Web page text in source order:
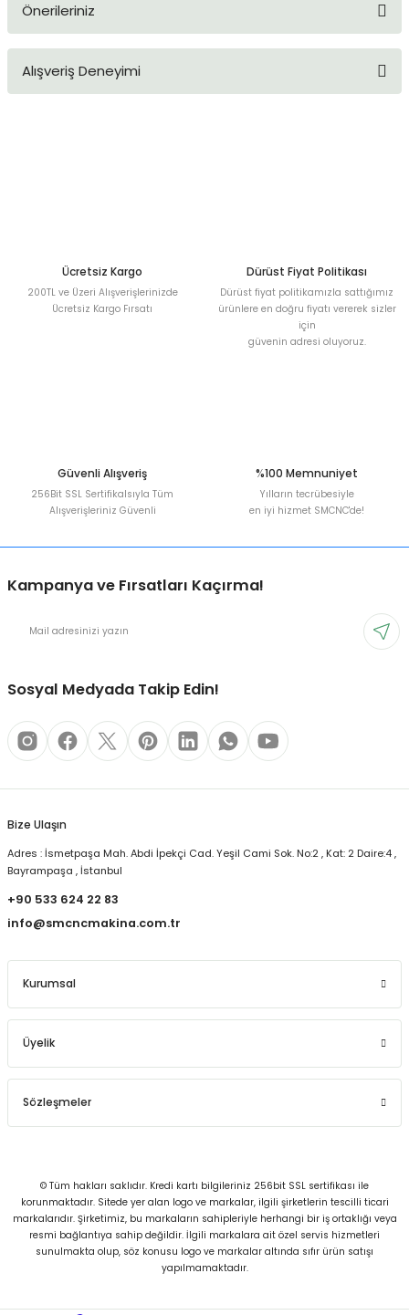
Önerileriniz
konularda yetersiz gördüğünüz noktaları öneri formunu
Alışveriş Deneyimi
Ücretsiz Kargo
200TL ve Üzeri Alışverişlerinizde
Ücretsiz Kargo Fırsatı
Dürüst Fiyat Politikası
Dürüst fiyat politikamızla sattığımız
ürünlere en doğru fiyatı vererek sizler
için
güvenin adresi oluyoruz.
Güvenli Alışveriş
256Bit SSL Sertifikalsıyla Tüm
Alışverişleriniz Güvenli
%100 Memnuniyet
Yılların tecrübesiyle
en iyi hizmet SMCNC'de!
Kampanya ve Fırsatları Kaçırma!
Sosyal Medyada Takip Edin!
Bize Ulaşın
Adres : İsmetpaşa Mah. Abdi İpekçi Cad. Yeşil Cami Sok. No:2 , Kat: 2 Daire:4 ,
Bayrampaşa , İstanbul
+90 533 624 22 83
info@smcncmakina.com.tr
Kurumsal
Üyelik
Sözleşmeler
© Tüm hakları saklıdır. Kredi kartı bilgileriniz 256bit SSL sertifikası ile
korunmaktadır. Sitede yer alan logo ve markalar, ilgili şirketlerin tescilli ticari
markalarıdır. Şirketimiz, bu markaların sahipleriyle herhangi bir iş ortaklığı veya
resmi bağlantıya sahip değildir. İlgili markalara ait özel servis hizmetleri
sunulmakta olup, söz konusu logo ve markalar altında sıfır ürün satışı
yapılmamaktadır.